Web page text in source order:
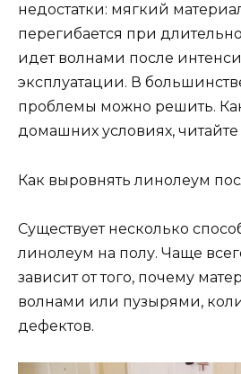
недостатки: мягкий
перегибается при
идет волнами после
эксплуатации. В
проблемы можно решить. Как
домашних условиях,
Как выровнять линолеум
Существует несколько
линолеум на полу. Чаще
зависит от того, почему
волнами или пузырями,
дефектов.